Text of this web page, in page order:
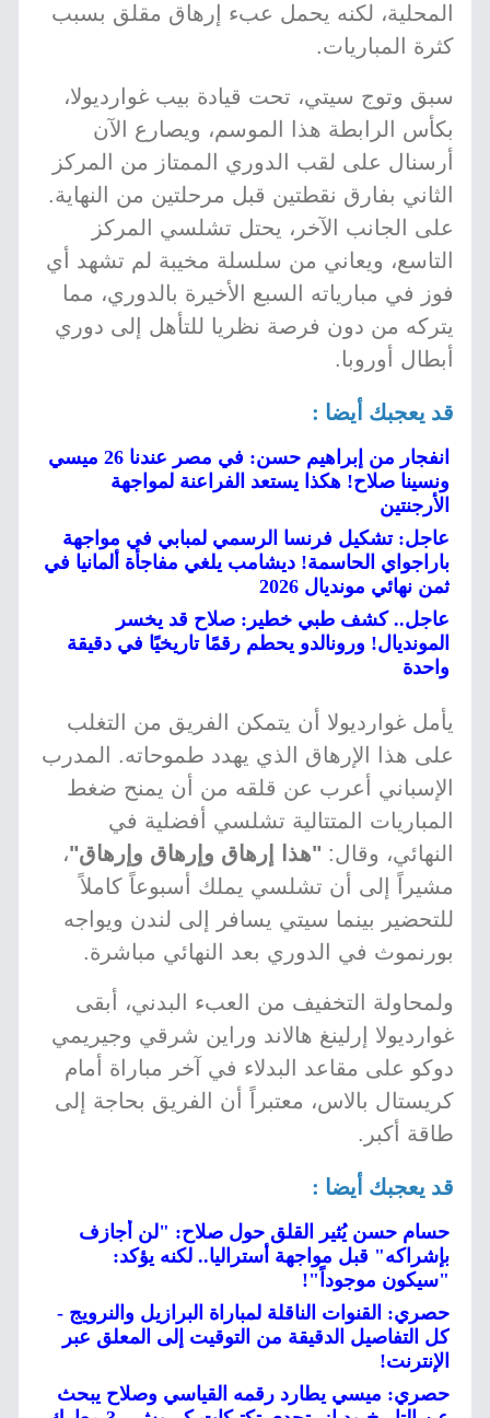
المحلية، لكنه يحمل عبء إرهاق مقلق بسبب
كثرة المباريات.
سبق وتوج سيتي، تحت قيادة بيب غوارديولا،
بكأس الرابطة هذا الموسم، ويصارع الآن
أرسنال على لقب الدوري الممتاز من المركز
الثاني بفارق نقطتين قبل مرحلتين من النهاية.
على الجانب الآخر، يحتل تشلسي المركز
التاسع، ويعاني من سلسلة مخيبة لم تشهد أي
فوز في مبارياته السبع الأخيرة بالدوري، مما
يتركه من دون فرصة نظريا للتأهل إلى دوري
أبطال أوروبا.
قد يعجبك أيضا :
انفجار من إبراهيم حسن: في مصر عندنا 26 ميسي
ونسينا صلاح! هكذا يستعد الفراعنة لمواجهة
الأرجنتين
عاجل: تشكيل فرنسا الرسمي لمبابي في مواجهة
باراجواي الحاسمة! ديشامب يلغي مفاجأة ألمانيا في
ثمن نهائي مونديال 2026
عاجل.. كشف طبي خطير: صلاح قد يخسر
المونديال! ورونالدو يحطم رقمًا تاريخيًا في دقيقة
واحدة
يأمل غوارديولا أن يتمكن الفريق من التغلب
على هذا الإرهاق الذي يهدد طموحاته. المدرب
الإسباني أعرب عن قلقه من أن يمنح ضغط
المباريات المتتالية تشلسي أفضلية في
النهائي، وقال: "هذا إرهاق وإرهاق وإرهاق"،
مشيراً إلى أن تشلسي يملك أسبوعاً كاملاً
للتحضير بينما سيتي يسافر إلى لندن ويواجه
بورنموث في الدوري بعد النهائي مباشرة.
ولمحاولة التخفيف من العبء البدني، أبقى
غوارديولا إرلينغ هالاند وراين شرقي وجيريمي
دوكو على مقاعد البدلاء في آخر مباراة أمام
كريستال بالاس، معتبراً أن الفريق بحاجة إلى
طاقة أكبر.
قد يعجبك أيضا :
حسام حسن يُثير القلق حول صلاح: "لن أجازف
بإشراكه" قبل مواجهة أستراليا.. لكنه يؤكد:
"سيكون موجوداً"!
حصري: القنوات الناقلة لمباراة البرازيل والنرويج -
كل التفاصيل الدقيقة من التوقيت إلى المعلق عبر
الإنترنت!
حصري: ميسي يطارد رقمه القياسي وصلاح يبحث